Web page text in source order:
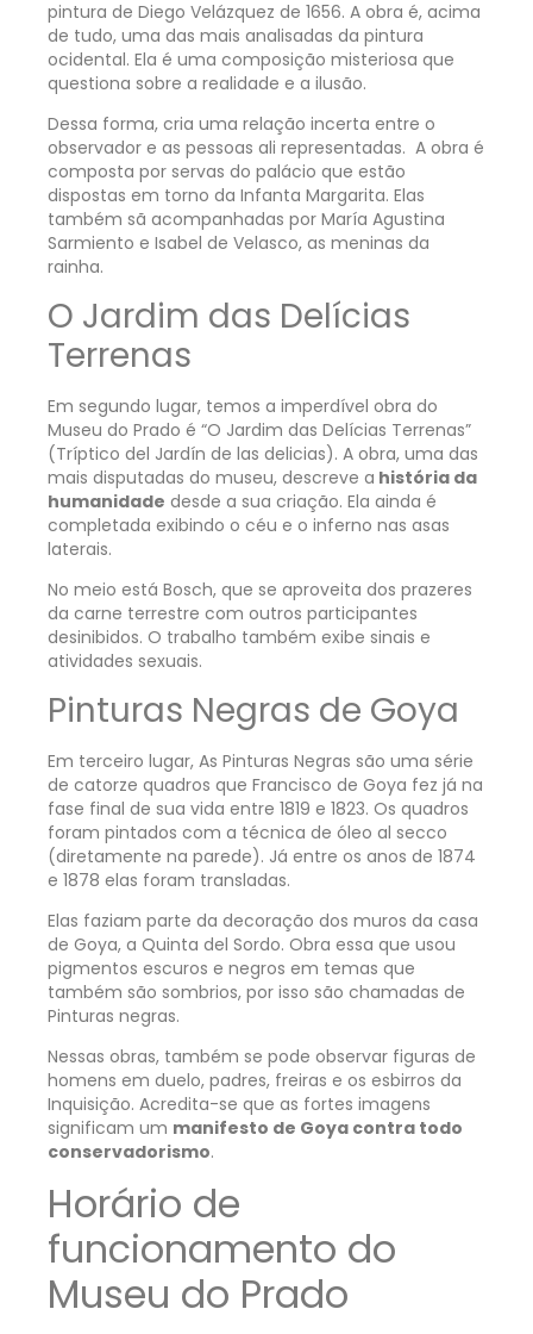
pintura de Diego Velázquez de 1656. A obra é, acima
de tudo, uma das mais analisadas da pintura
ocidental. Ela é uma composição misteriosa que
questiona sobre a realidade e a ilusão.
Dessa forma, cria uma relação incerta entre o
observador e as pessoas ali representadas. A obra é
composta por servas do palácio que estão
dispostas em torno da Infanta Margarita. Elas
também sã acompanhadas por María Agustina
Sarmiento e Isabel de Velasco, as meninas da
rainha.
O Jardim das Delícias
Terrenas
Em segundo lugar, temos a imperdível obra do
Museu do Prado é “O Jardim das Delícias Terrenas”
(Tríptico del Jardín de las delicias). A obra, uma das
mais disputadas do museu, descreve a história da
humanidade desde a sua criação. Ela ainda é
completada exibindo o céu e o inferno nas asas
laterais.
No meio está Bosch, que se aproveita dos prazeres
da carne terrestre com outros participantes
desinibidos. O trabalho também exibe sinais e
atividades sexuais.
Pinturas Negras de Goya
Em terceiro lugar, As Pinturas Negras são uma série
de catorze quadros que Francisco de Goya fez já na
fase final de sua vida entre 1819 e 1823. Os quadros
foram pintados com a técnica de óleo al secco
(diretamente na parede). Já entre os anos de 1874
e 1878 elas foram transladas.
Elas faziam parte da decoração dos muros da casa
de Goya, a Quinta del Sordo. Obra essa que usou
pigmentos escuros e negros em temas que
também são sombrios, por isso são chamadas de
Pinturas negras.
Nessas obras, também se pode observar figuras de
homens em duelo, padres, freiras e os esbirros da
Inquisição. Acredita-se que as fortes imagens
significam um manifesto de Goya contra todo
conservadorismo.
Horário de
funcionamento do
Museu do Prado